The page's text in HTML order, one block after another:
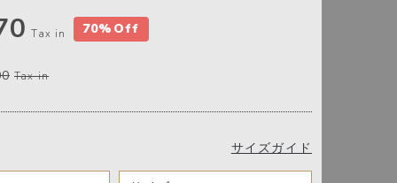
Tax in 70%Off
Tax in
サイズガイド